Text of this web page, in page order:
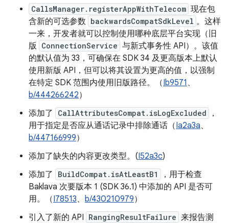
CallsManager.registerAppWithTelecom 现在包
含新的可选参数 backwardsCompatSdkLevel 。这样
一来，开发者就可以控制使用哪种底层平台实现（旧
版 ConnectionService 与新式事务性 API）。该值
的默认值为 33，可确保在 SDK 34 及更高版本上默认
使用新版 API，但可以将其设置为更高的值，以强制
在特定 SDK 范围内使用旧版路径。（Ib9571 、
b/444266242）
添加了
CallAttributesCompat.isLogExcluded
，
用于指定是否应从通话记录中排除通话（Ia2a3a、
b/447166999）
添加了缺失的内容更改类型。(I52a3c)
添加了
BuildCompat.isAtLeastB1
，用于检查
Baklava 次要版本 1 (SDK 36.1) 中添加的 API 是否可
用。（I78513、 b/430210979）
引入了新的 API RangingResultFailure 来报告测